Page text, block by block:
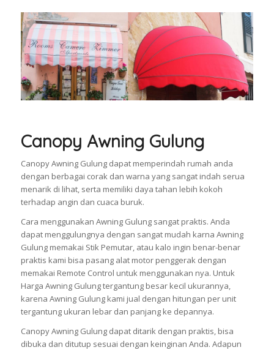
Canopy Awning Gulung
Canopy Awning Gulung dapat memperindah rumah anda
dengan berbagai corak dan warna yang sangat indah serua
menarik di lihat, serta memiliki daya tahan lebih kokoh
terhadap angin dan cuaca buruk.
Cara menggunakan Awning Gulung sangat praktis. Anda
dapat menggulungnya dengan sangat mudah karna Awning
Gulung memakai Stik Pemutar, atau kalo ingin benar-benar
praktis kami bisa pasang alat motor penggerak dengan
memakai Remote Control untuk menggunakan nya. Untuk
Harga Awning Gulung tergantung besar kecil ukurannya,
karena Awning Gulung kami jual dengan hitungan per unit
tergantung ukuran lebar dan panjang ke depannya.
Canopy Awning Gulung dapat ditarik dengan praktis, bisa
dibuka dan ditutup sesuai dengan keinginan Anda. Adapun